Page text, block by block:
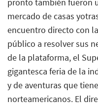
mercado de casas
encuentro directo con
público a resolver sus
de la plataforma, el
gigantesca feria de la
y de aventuras que
norteamericanos. El